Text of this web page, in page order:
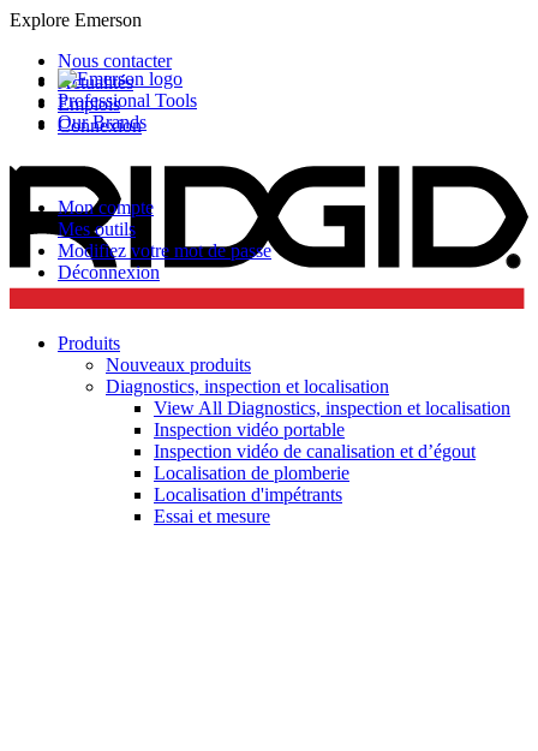
Explore Emerson
Professional Tools
Our Brands
Nous contacter
Actualités
Emplois
Connexion
Mon compte
Mes outils
Modifiez votre mot de passe
Déconnexion
Produits
Nouveaux produits
Diagnostics, inspection et localisation
View All Diagnostics, inspection et localisation
Inspection vidéo portable
Inspection vidéo de canalisation et d’égout
Localisation de plomberie
Localisation d'impétrants
Essai et mesure